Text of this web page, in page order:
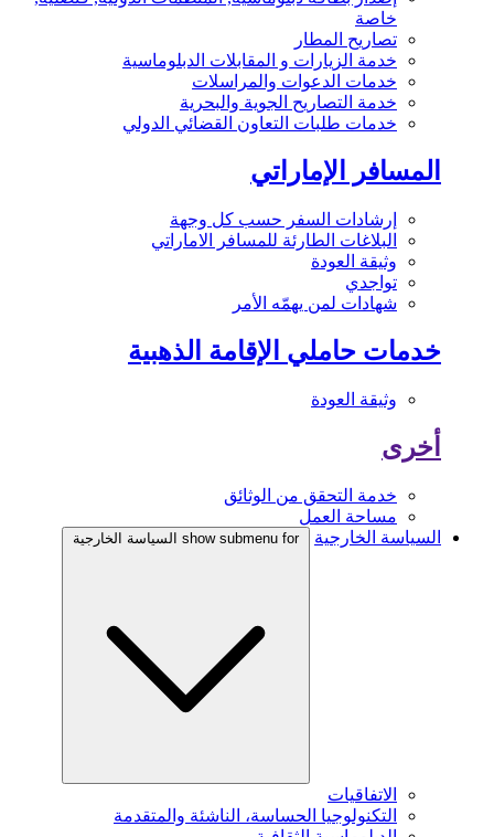
خاصة
تصاريح المطار
خدمة الزيارات و المقابلات الدبلوماسية
خدمات الدعوات والمراسلات
خدمة التصاريح الجوية والبحرية
خدمات طلبات التعاون القضائي الدولي
المسافر الإماراتي
إرشادات السفر حسب كل وجهة
البلاغات الطارئة للمسافر الاماراتي
وثيقة العودة
تواجدي
شهادات لمن يهمّه الأمر
خدمات حاملي الإقامة الذهبية
وثيقة العودة
أخرى
خدمة التحقق من الوثائق
مساحة العمل
السياسة الخارجية
show submenu for السياسة الخارجية
الاتفاقيات
التكنولوجيا الحساسة، الناشئة والمتقدمة